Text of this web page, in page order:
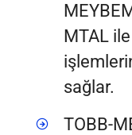
MTAL
sağlar.
TOBB-